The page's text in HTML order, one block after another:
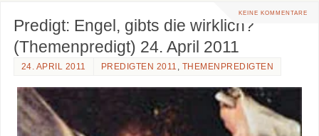
KEINE KOMMENTARE
Predigt: Engel, gibts die wirklich?
(Themenpredigt) 24. April 2011
24. APRIL 2011 PREDIGTEN 2011 , THEMENPREDIGTEN